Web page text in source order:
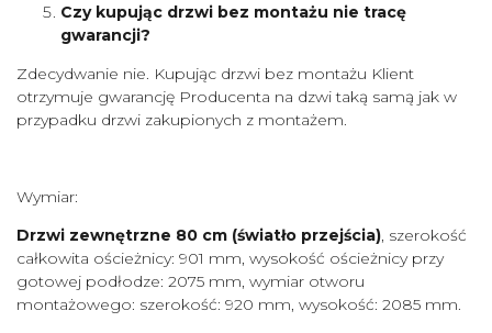
Czy kupując drzwi bez montażu nie tracę
gwarancji?
Zdecydwanie nie. Kupując drzwi bez montażu Klient
otrzymuje gwarancję Producenta na dzwi taką samą jak w
przypadku drzwi zakupionych z montażem.
Wymiar:
Drzwi zewnętrzne 80 cm (światło przejścia), szerokość
całkowita ościeżnicy: 901 mm, wysokość ościeżnicy przy
gotowej podłodze: 2075 mm, wymiar otworu
montażowego: szerokość: 920 mm, wysokość: 2085 mm.